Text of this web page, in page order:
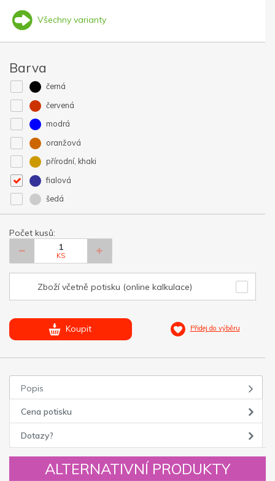
Všechny varianty
Barva
černá
červená
modrá
oranžová
přírodní, khaki
fialová
šedá
Počet kusů:
KS
Zboží včetně potisku (online kalkulace)
Koupit Přidej do výběru
Popis
Cena potisku
Dotazy?
ALTERNATIVNÍ PRODUKTY